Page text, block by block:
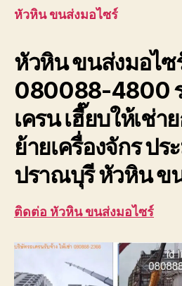
หัวหิน ขนส่งมอไซร์
หัวหิน ขนส่งมอไซ
080088-4800
เครน เฮี๊ยบให้เช่า
ย้ายเครื่องจักร ปร
ปราณบุรี หัวหิน ข
ติดต่อ หัวหิน ขนส่งมอไซร์